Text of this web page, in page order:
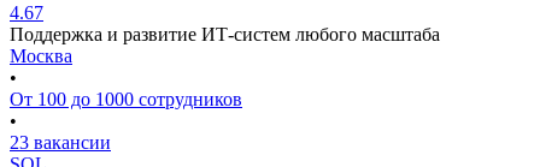
4.67
Поддержка и развитие ИТ-систем любого масштаба
Москва
•
От 100 до 1000 сотрудников
•
23 вакансии